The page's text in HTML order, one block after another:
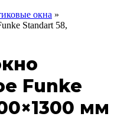
окна »
Standart 58,
Funke
мм